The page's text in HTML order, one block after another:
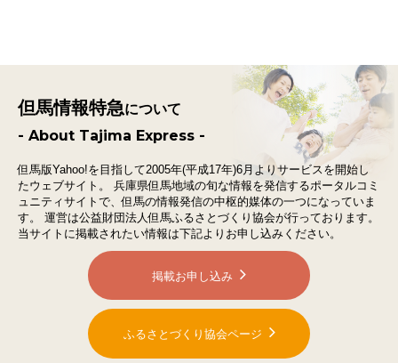
但馬情報特急について
- About Tajima Express -
但馬版Yahoo!を目指して2005年(平成17年)6月よりサービスを開始し
たウェブサイト。
兵庫県但馬地域の旬な情報を発信するポータルコミ
ュニティサイトで、但馬の情報発信の中枢的媒体の一つになっていま
す。
運営は公益財団法人但馬ふるさとづくり協会が行っております。
当サイトに掲載されたい情報は下記よりお申し込みください。
掲載お申し込み
ふるさとづくり協会ページ